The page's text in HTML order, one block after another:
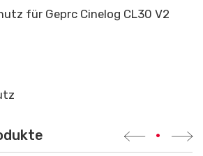
für Geprc Cinelog CL30 V2
•